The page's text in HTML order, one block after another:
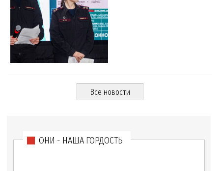
Все новости
ОНИ - НАША ГОРДОСТЬ